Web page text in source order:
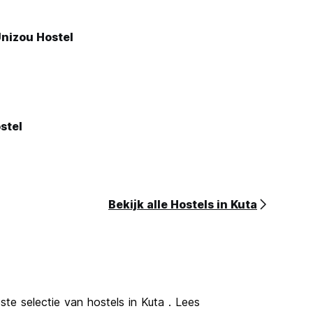
Hostel
Bekijk alle Hostels in Kuta
selectie van hostels in Kuta . Lees